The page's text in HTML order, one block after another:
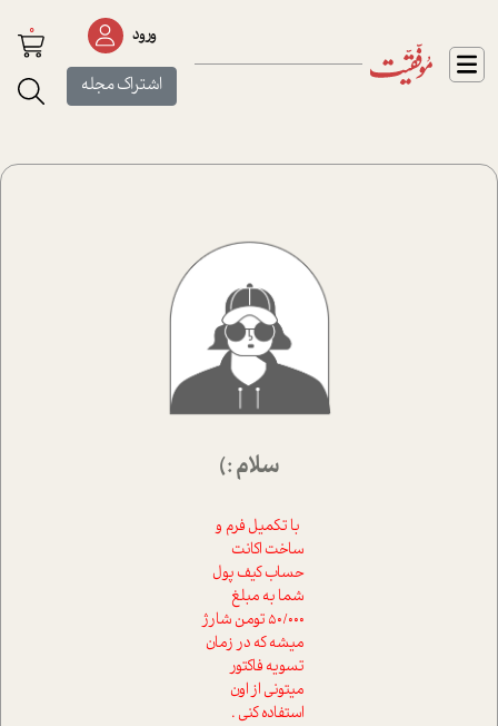
ورود
اشتراک مجله
0
سلام :)
با تکمیل فرم و
ساخت اکانت
حساب کیف پول
شما به مبلغ
50/000 تومن شارژ
میشه که در زمان
تسویه فاکتور
میتونی از اون
استفاده کنی .